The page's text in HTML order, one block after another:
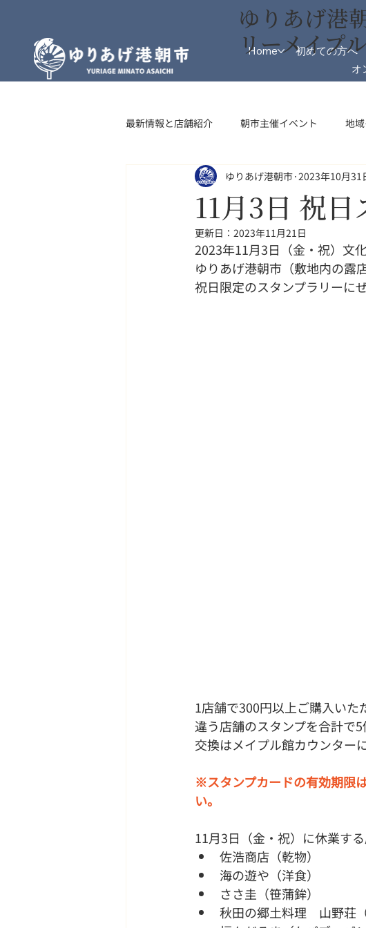
Home 初めての方へ
オ
ゆりあげ港
リーメイプ
最新情報と店舗紹介 朝市主催イベント 地
インフォメーション フード・加工 メ
11月3日 祝日
ゆりあげ港朝市 2023年10月31
更新日： 2023年11月21日
2023年11月3日（金・祝）文
ゆりあげ港朝市（敷地内の露
祝日限定のスタンプラリーに
1店舗で300円以上ご購入いた
違う店舗のスタンプを合計で
交換はメイプル館カウンター
※スタンプカードの有効期限
い。
11月3日（金・祝）に休業す
佐浩商店（乾物）
海の遊や（洋食）
ささ圭（笹蒲鉾）
秋田の郷土料理　山野荘